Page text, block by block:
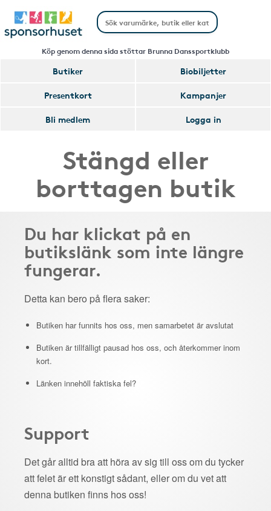
Köp genom denna sida stöttar Brunna Danssportklubb
Butiker
Biobiljetter
Presentkort
Kampanjer
Bli medlem
Logga in
Stängd eller
borttagen butik
Du har klickat på en
butikslänk som inte längre
fungerar.
Detta kan bero på flera saker:
Butiken har funnits hos oss, men samarbetet är avslutat
Butiken är tillfälligt pausad hos oss, och återkommer inom
kort.
Länken innehöll faktiska fel?
Support
Det går alltid bra att höra av sig till oss om du tycker
att felet är ett konstigt sådant, eller om du vet att
denna butiken finns hos oss!